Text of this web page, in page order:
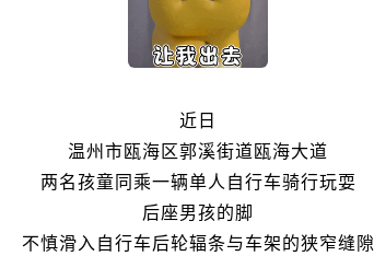
近日
温州市瓯海区郭溪街道瓯海大道
两名孩童同乘一辆单人自行车骑行玩耍
后座男孩的脚
不慎滑入自行车后轮辐条与车架的狭窄缝隙